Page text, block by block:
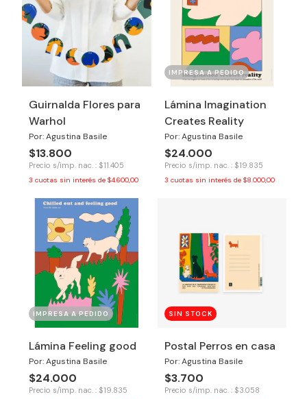
Guirnalda Flores para
Warhol
Por: Agustina Basile
$13.800
Precio s/imp. nac. : $11.405
3 cuotas sin interés de $4.600,00
IMPRESA A PEDIDO
Lámina Imagination
Creates Reality
Por: Agustina Basile
$24.000
Precio s/imp. nac. : $19.835
3 cuotas sin interés de $8.000,00
IMPRESA A PEDIDO
Lámina Feeling good
Por: Agustina Basile
$24.000
Precio s/imp. nac. : $19.835
SIN STOCK
Postal Perros en casa
Por: Agustina Basile
$3.700
Precio s/imp. nac. : $3.058